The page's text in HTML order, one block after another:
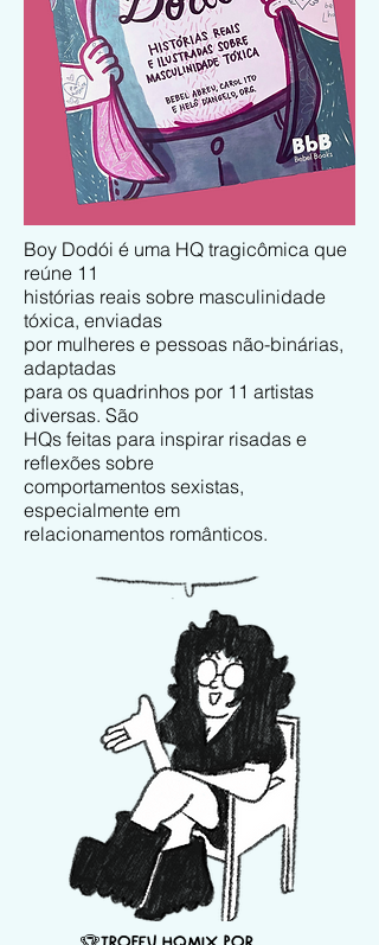
Boy Dodói é uma HQ tragicômica que
reúne 11
histórias reais sobre masculinidade
tóxica, enviadas
por mulheres e pessoas não-binárias,
adaptadas
para os quadrinhos por 11 artistas
diversas. São
HQs feitas para inspirar risadas e
reflexões sobre
comportamentos sexistas,
especialmente em
relacionamentos românticos.
trofeu HQMix por